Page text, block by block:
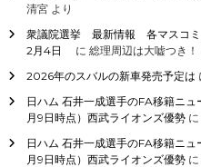
清宮より
衆議院選挙 最新情報 各マスコ
2月4日
に 総理周辺は大嘘つき！
2026年のスバルの新車発売予定は
日ハム 石井一成選手のFA移籍ニ
月9日時点）西武ライオンズ優勢に
日ハム 石井一成選手のFA移籍ニ
月9日時点）西武ライオンズ優勢に